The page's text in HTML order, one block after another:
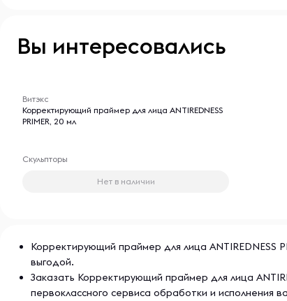
Вы интересовались
Витэкс
Корректирующий праймер для лица ANTIREDNESS
PRIMER, 20 мл
Скульпторы
Нет в наличии
Корректирующий праймер для лица ANTIREDNESS
выгодой.
Заказать Корректирующий праймер для лица
первоклассного сервиса обработки и